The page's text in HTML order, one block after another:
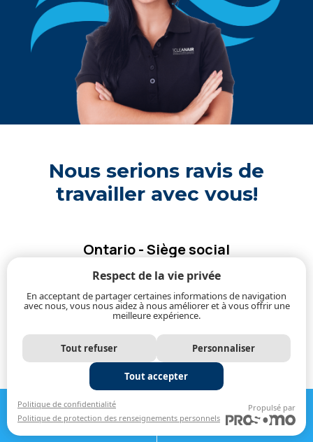
Nous serions ravis de
travailler avec vous!
Ontario - Siège social
Ottawa
Téléhone:819-664-2444
service@1cleanair.ca
343, rue Preston, Ottawa, ON K1S 1N4
OTTAWA, KINGSTON, TORONTO
Québec - Siège social
APPELER
819-664-2444
OBTENIR UNE
ESTIMATION
Respect de la vie privée
En acceptant de partager certaines informations de navigation
avec nous, vous nous aidez à nous améliorer et à vous offrir une
meilleure expérience.
Tout refuser Personnaliser
Tout accepter
Politique de confidentialité
Politique de protection des renseignements personnels
Propulsé par